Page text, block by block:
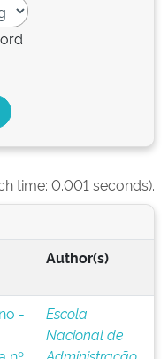
time: 0.001 seconds).
Author(s)
-
Escola
Nacional de